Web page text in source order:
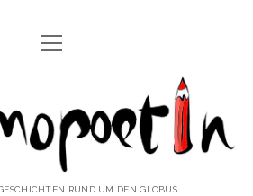
REISEREPORTAGEN
REISEPOESIE
REISEKOLUMNEN
Menü
öffnen
RUND UM DEN GLOBUS